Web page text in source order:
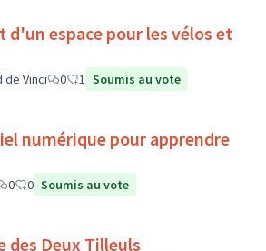
d'un espace pour les vélos et
de Vinci 0 1 Soumis au vote
numérique pour apprendre
0 0 Soumis au vote
des Deux Tilleuls